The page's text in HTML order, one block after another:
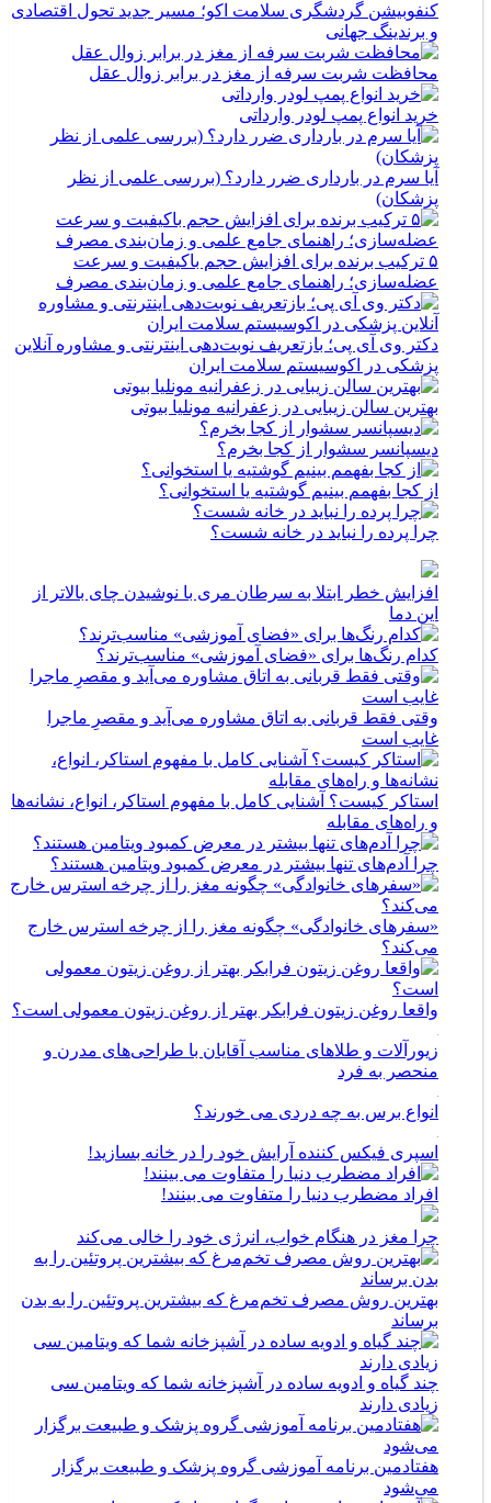
کنفوبیشن گردشگری سلامت اکو؛ مسیر جدید تحول اقتصادی
و برندینگ جهانی
محافظت شربت سرفه از مغز در برابر زوال عقل
خرید انواع پمپ لودر وارداتی
آیا سرم در بارداری ضرر دارد؟ (بررسی علمی از نظر
پزشکان)
۵ ترکیب برنده برای افزایش حجم باکیفیت و سرعت
عضله‌سازی؛ راهنمای جامع علمی و زمان‌بندی مصرف
دکتر وی آی پی؛ بازتعریف نوبت‌دهی اینترنتی و مشاوره آنلاین
پزشکی در اکوسیستم سلامت ایران
بهترین سالن زیبایی در زعفرانیه مونلیا بیوتی
دیسپانسر سشوار از کجا بخرم؟
از کجا بفهمم بینیم گوشتیه یا استخوانی؟
چرا پرده را نباید در خانه شست؟
افزایش خطر ابتلا به سرطان مری با نوشیدن چای بالاتر از
این دما
کدام رنگ‌ها برای «فضای آموزشی» مناسب‌ترند؟
وقتی فقط قربانی به اتاق مشاوره می‌آید و مقصرِ ماجرا
غایب است
استاکر کیست؟ آشنایی کامل با مفهوم استاکر، انواع، نشانه‌ها
و راه‌های مقابله
چرا آدم‌های تنها بیشتر در معرض کمبود ویتامین هستند؟
«سفرهای خانوادگی» چگونه مغز را از چرخه استرس خارج
می‌کند؟
واقعا روغن زیتون فرابکر بهتر از روغن زیتون معمولی است؟
زیورآلات و طلاهای مناسب آقایان با طراحی‌های مدرن و
منحصر به فرد
انواع برس به چه دردی می خورند؟
اسپری فیکس کننده آرایش خود را در خانه بسازید!
افراد مضطرب دنیا را متفاوت می بینند!
چرا مغز در هنگام خواب، انرژی خود را خالی می‌کند
بهترین روش مصرف تخم‌مرغ که بیشترین پروتئین را به بدن
برساند
چند گیاه و ادویه ساده در آشپزخانه شما که ویتامین سی
زیادی دارند
هفتادمین برنامه آموزشی گروه پزشک و طبیعت برگزار
می‌شود